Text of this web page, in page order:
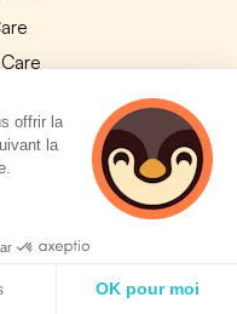
paie connectés
offrir la
la
OK pour moi
2 personnes
consultent
actuellement cette